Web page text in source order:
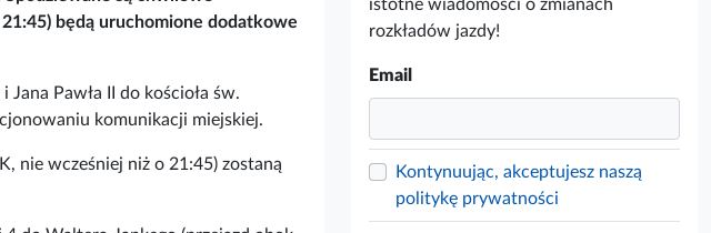
będą uruchomione dodatkowe
Pawła II do kościoła św.
komunikacji miejskiej.
nie wcześniej niż o 21:45) zostaną
istotne wiadomości o zmianach
rozkładów jazdy!
Email
Kontynuując, akceptujesz naszą
politykę prywatności